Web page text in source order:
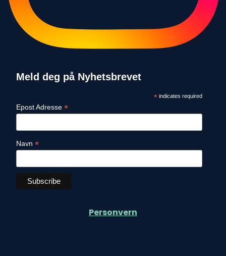
Meld deg på Nyhetsbrevet
*indicates required
Epost Adresse *
Navn *
Personvern